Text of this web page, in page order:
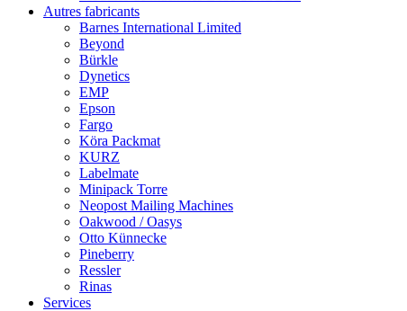
Autres fabricants
Barnes International Limited
Beyond
Bürkle
Dynetics
EMP
Epson
Fargo
Köra Packmat
KURZ
Labelmate
Minipack Torre
Neopost Mailing Machines
Oakwood / Oasys
Otto Künnecke
Pineberry
Ressler
Rinas
Services